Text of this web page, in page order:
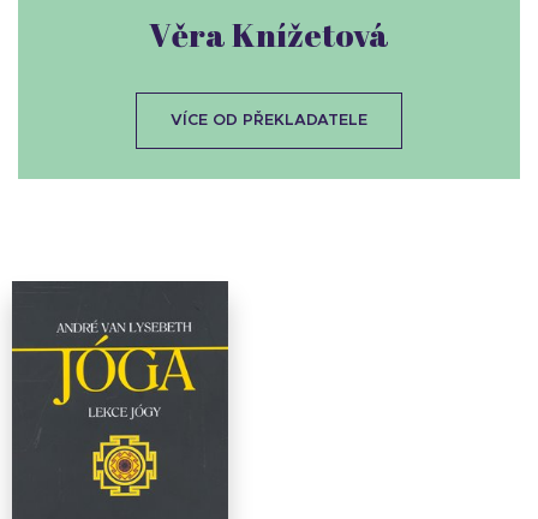
Věra Knížetová
VÍCE OD PŘEKLADATELE